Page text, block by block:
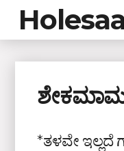
*ತಳವೇ ಇಲ್ಲದೆ